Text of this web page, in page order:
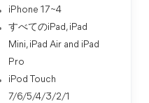
iPhone 17~4
すべてのiPad, iPad
Mini, iPad Air and iPad
Pro
iPod Touch
7/6/5/4/3/2/1